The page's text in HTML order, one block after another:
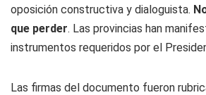
oposición constructiva y dialoguista.
que perder. Las provincias han
instrumentos requeridos por el
Las firmas del documento fueron